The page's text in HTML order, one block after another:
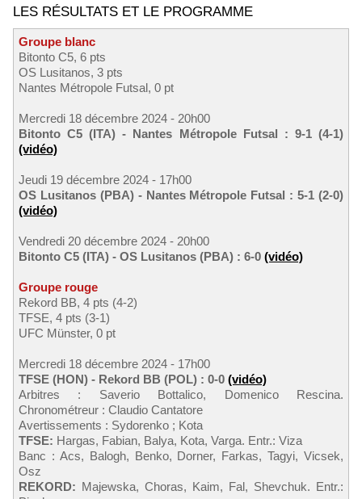
LES RÉSULTATS ET LE PROGRAMME
Groupe blanc
Bitonto C5, 6 pts
OS Lusitanos, 3 pts
Nantes Métropole Futsal, 0 pt
Mercredi 18 décembre 2024 - 20h00
Bitonto C5 (ITA) - Nantes Métropole Futsal : 9-1 (4-1)
(vidéo)
Jeudi 19 décembre 2024 - 17h00
OS Lusitanos (PBA) - Nantes Métropole Futsal : 5-1 (2-0)
(vidéo)
Vendredi 20 décembre 2024 - 20h00
Bitonto C5 (ITA) - OS Lusitanos (PBA) : 6-0 (vidéo)
Groupe rouge
Rekord BB, 4 pts (4-2)
TFSE, 4 pts (3-1)
UFC Münster, 0 pt
Mercredi 18 décembre 2024 - 17h00
TFSE (HON) - Rekord BB (POL) : 0-0 (vidéo)
Arbitres : Saverio Bottalico, Domenico Rescina.
Chronométreur : Claudio Cantatore
Avertissements : Sydorenko ; Kota
TFSE: Hargas, Fabian, Balya, Kota, Varga. Entr.: Viza
Banc : Acs, Balogh, Benko, Dorner, Farkas, Tagyi, Vicsek,
Osz
REKORD: Majewska, Choras, Kaim, Fal, Shevchuk. Entr.: